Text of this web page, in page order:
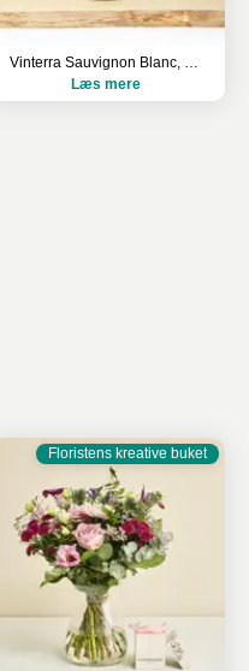
Vinterra Sauvignon Blanc, Waipara Valley
Læs mere
Floristens kreative buket